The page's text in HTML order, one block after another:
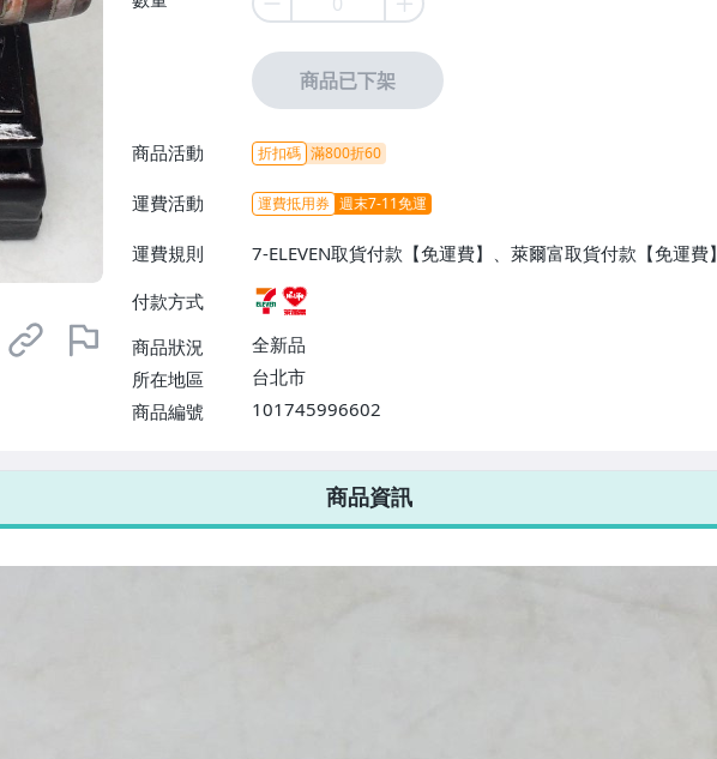
商品已下架
商品活動 折扣碼 滿800折60
運費活動 運費抵用券 週末7-11免運
運費規則
7-ELEVEN取貨付款【免運費】、萊爾富取貨付款【免運費】
付款方式
商品狀況
全新品
所在地區
台北市
商品編號
101745996602
7-ELEVEN 運費只要38元
不限金額、筆數，筆筆優惠無限次！
商品資訊